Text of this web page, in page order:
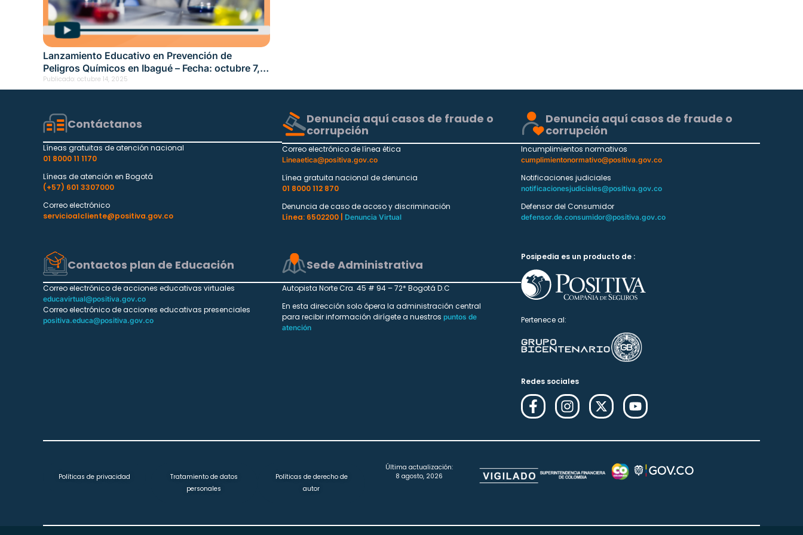
Lanzamiento Educativo en Prevención de
Peligros Químicos en Ibagué – Fecha: octubre 7,
2025
Publicado: octubre 14, 2025
Contáctanos
Líneas gratuitas de atención nacional
01 8000 11 1170
Líneas de atención en Bogotá
(+57) 601 3307000
Correo electrónico
servicioalcliente@positiva.gov.co
Denuncia aquí casos de fraude o
corrupción
Correo electrónico de línea ética
Lineaetica@positiva.gov.co
Línea gratuita nacional de denuncia
01 8000 112 870
Denuncia de caso de acoso y discriminación
Línea: 6502200 |
Denuncia Virtual
Denuncia aquí casos de fraude o
corrupción
Incumplimientos normativos
cumplimientonormativo@positiva.gov.co
Notificaciones judiciales
notificacionesjudiciales@positiva.gov.co
Defensor del Consumidor
defensor.de.consumidor@positiva.gov.co
Contactos plan de Educación
Correo electrónico de acciones educativas virtuales
educavirtual@positiva.gov.co
Correo electrónico de acciones educativas presenciales
positiva.educa@positiva.gov.co
Sede Administrativa
Autopista Norte Cra. 45 # 94 – 72* Bogotá D.C
En esta dirección solo ópera la administración central
para recibir información dirígete a nuestros puntos de
atención
Posipedia es un producto de :
Pertenece al:
Redes sociales
Políticas de privacidad
Tratamiento de datos
personales
Políticas de derecho de
autor
Última actualización:
8 agosto, 2026